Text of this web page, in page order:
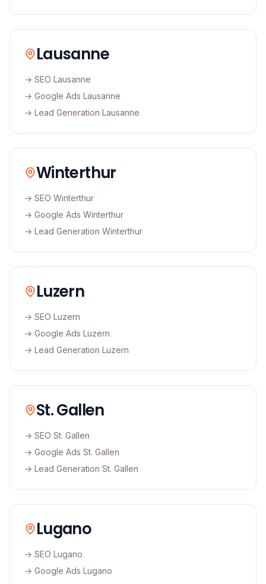
Lausanne
→ SEO Lausanne
→ Google Ads Lausanne
→ Lead Generation Lausanne
Winterthur
→ SEO Winterthur
→ Google Ads Winterthur
→ Lead Generation Winterthur
Luzern
→ SEO Luzern
→ Google Ads Luzern
→ Lead Generation Luzern
St. Gallen
→ SEO St. Gallen
→ Google Ads St. Gallen
→ Lead Generation St. Gallen
Lugano
→ SEO Lugano
→ Google Ads Lugano